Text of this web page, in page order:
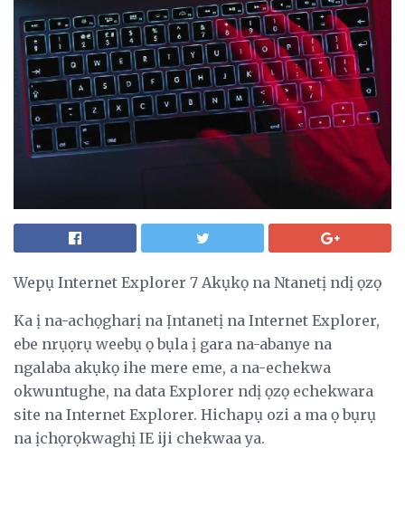
Wepụ Internet Explorer 7 Akụkọ na Ntanetị ndị ọzọ
Ka ị na-achọgharị na Ịntanetị na Internet Explorer,
ebe nrụọrụ weebụ ọ bụla ị gara na-abanye na
ngalaba akụkọ ihe mere eme, a na-echekwa
okwuntughe, na data Explorer ndị ọzọ echekwara
site na Internet Explorer. Hichapụ ozi a ma ọ bụrụ
na ịchọrọkwaghị IE iji chekwaa ya.